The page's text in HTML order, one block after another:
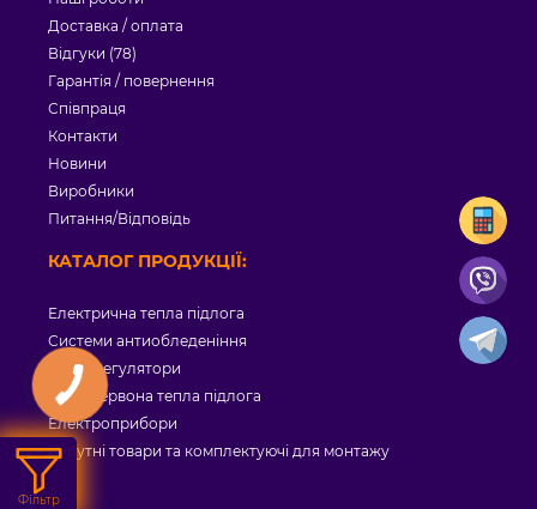
Фільтр
Доставка / оплата
Відгуки (78)
Гарантія / повернення
Співпраця
Контакти
Новини
Виробники
Питання/Відповідь
КАТАЛОГ ПРОДУКЦІЇ:
Електрична тепла підлога
Системи антиобледеніння
Терморегулятори
Інфрачервона тепла підлога
Електроприбори
Супутні товари та комплектуючі для монтажу